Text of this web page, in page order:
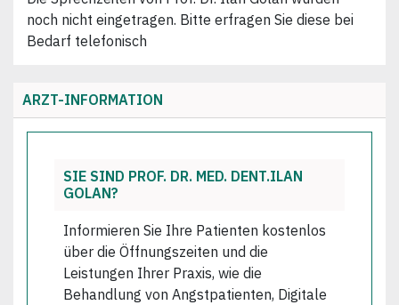
noch nicht eingetragen. Bitte erfragen Sie diese bei
Bedarf telefonisch
ARZT-INFORMATION
SIE SIND PROF. DR. MED. DENT.ILAN
GOLAN?
Informieren Sie Ihre Patienten kostenlos
über die Öffnungszeiten und die
Leistungen Ihrer Praxis, wie die
Behandlung von Angstpatienten, Digitale